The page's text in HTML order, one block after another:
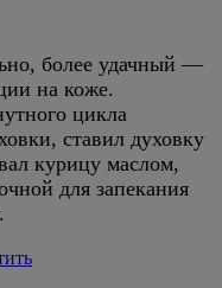
более удачный —
на коже.
цикла
ставил духовку
курицу маслом,
для запекания